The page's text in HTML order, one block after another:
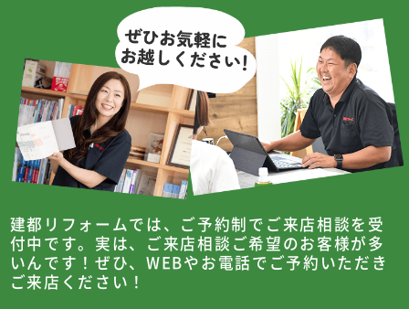
建都リフォームでは、ご予約制でご来店相談を受
付中です。 実は、ご来店相談ご希望のお客様が多
いんです！ぜひ、WEBやお電話でご予約いただき
ご来店ください！